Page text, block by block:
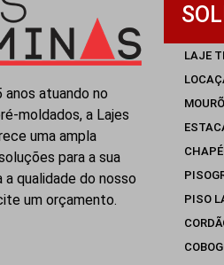
anos atuando no
moldados, a Lajes
uma ampla
para a sua
a qualidade do nosso
um orçamento.
LAJE
PISO